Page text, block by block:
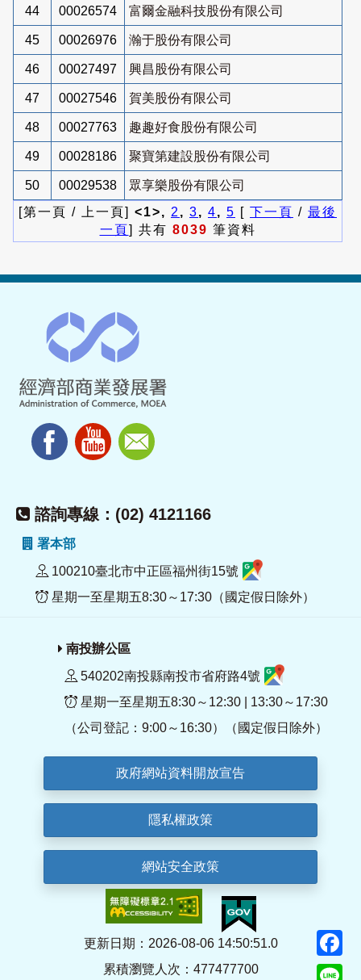
44 00026574 富爾金融科技股份有限公司
45 00026976 瀚于股份有限公司
46 00027497 興昌股份有限公司
47 00027546 賀美股份有限公司
48 00027763 趣趣好食股份有限公司
49 00028186 聚寶第建設股份有限公司
50 00029538
眾享樂股份有限公司
[第一頁 / 上一頁] <1>, 2 , 3, 4, 5 [ 下一頁 / 最後
一頁] 共有 8039 筆資料
諮詢專線：(02) 4121166
署本部
100210臺北市中正區福州街15號
星期一至星期五8:30～17:30（國定假日除外）
南投辦公區
540202南投縣南投市省府路4號
星期一至星期五8:30～12:30 | 13:30～17:30
（公司登記：9:00～16:30）（國定假日除外）
政府網站資料開放宣告
隱私權政策
網站安全政策
更新日期：2026-08-06 14:50:51.0
累積瀏覽人次：477477700